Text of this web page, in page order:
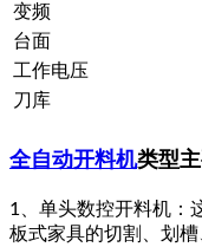
变频
台面
工作电压
刀库
全自动开料机类型
1、单头数控开料机：
板式家具的切割、划